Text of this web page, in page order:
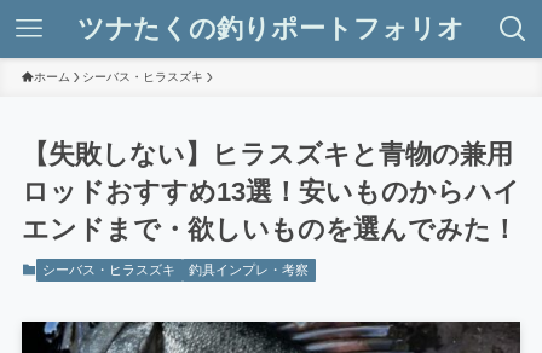
ツナたくの釣りポートフォリオ
ホーム シーバス・ヒラスズキ
【失敗しない】ヒラスズキと青物の兼用
ロッドおすすめ13選！安いものからハイ
エンドまで・欲しいものを選んでみた！
シーバス・ヒラスズキ 釣具インプレ・考察